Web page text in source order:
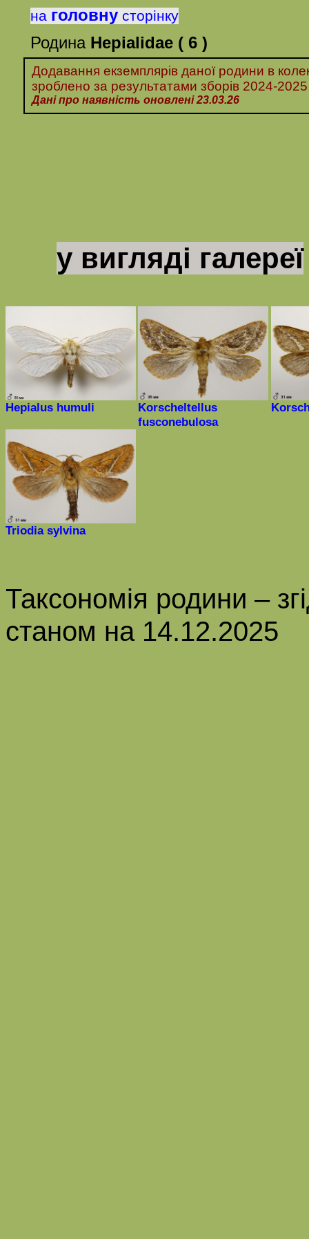
на головну сторінку
Родина Hepialidae ( 6 )
Додавання екземплярів даної родини в
зроблено за результатами зборів 2024-20
Дані про наявність оновлені 23.03.26
у вигляді галереї
Hepialus humuli
Korscheltellus
fusconebulosa
Triodia sylvina
Таксономія родини –
станом на 14.12.2025